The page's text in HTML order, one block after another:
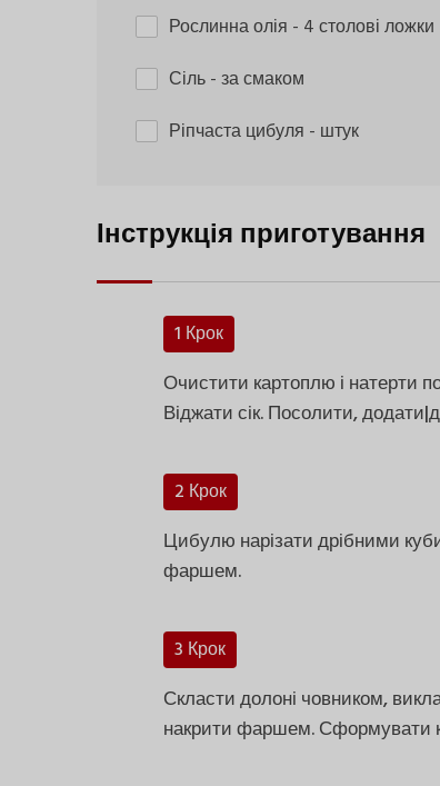
Рослинна олія - 4 столові ложки
Сіль- за смаком
Ріпчаста цибуля - штук
Інструкція приготування
1 Крок
Очистити картоплю і натерти
Віджати сік. Посолити,
2 Крок
Цибулю нарізати дрібними
фаршем.
3 Крок
Скласти долоні човником,
накрити фаршем. Сформувати